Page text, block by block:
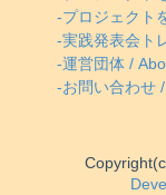
-プロジェクト
-実践発表会ト
-運営団体 /
-お問い合わせ